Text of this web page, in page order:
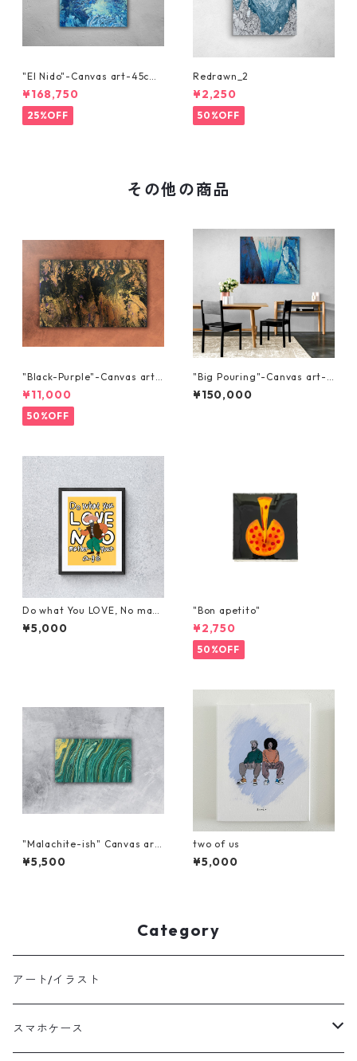
"El Nido"-Canvas art-45cm
x 45cm
¥168,750
25%OFF
Redrawn_2
¥2,250
50%OFF
その他の商品
"Black-Purple"-Canvas art-
53x33
¥11,000
50%OFF
"Big Pouring"-Canvas art-9
1x73
¥150,000
Do what You LOVE, No matt
er what your age
¥5,000
"Bon apetito"
¥2,750
50%OFF
"Malachite-ish" Canvas art
-33x19
¥5,500
two of us
¥5,000
Category
アート/イラスト
スマホケース